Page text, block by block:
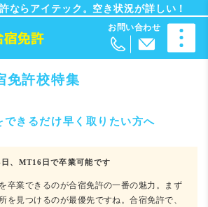
ならアイテック。空き状況が詳しい！
免許校特集
できるだけ早く取りたい方へ
、MT16日で卒業可能です
卒業できるのが合宿免許の一番の魅力。まず
を見つけるのが最優先ですね。合宿免許で、